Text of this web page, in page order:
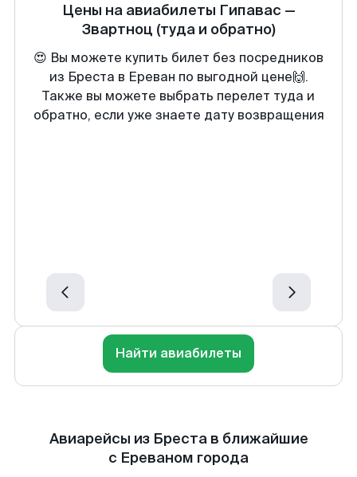
Цены на авиабилеты Гипавас —
Звартноц (туда и обратно)
😍 Вы можете купить билет без посредников
из Бреста в Ереван по выгодной цене🙌.
Также вы можете выбрать перелет туда и
обратно, если уже знаете дату возвращения
Найти авиабилеты
Авиарейсы из Бреста в ближайшие
с Ереваном города